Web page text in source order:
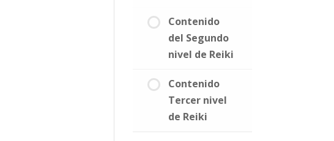
Contenido
del Segundo
nivel de Reiki
Contenido
Tercer nivel
de Reiki